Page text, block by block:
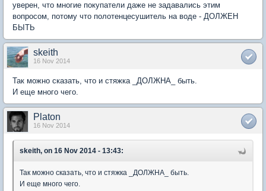
уверен, что многие покупатели даже не задавались этим
вопросом, потому что полотенцесушитель на воде - ДОЛЖЕН
БЫТЬ
skeith
16 Nov 2014
Так можно сказать, что и стяжка _ДОЛЖНА_ быть.
И еще много чего.
Platon
16 Nov 2014
skeith, on 16 Nov 2014 - 13:43:
Так можно сказать, что и стяжка _ДОЛЖНА_ быть.
И еще много чего.